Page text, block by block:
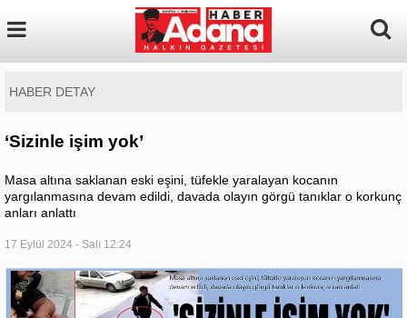
HABER DETAY
‘Sizinle işim yok’
Masa altına saklanan eski eşini, tüfekle yaralayan kocanın
yargılanmasına devam edildi, davada olayın görgü tanıklar o korkunç
anları anlattı
17 Eylül 2024 - Salı 12:24